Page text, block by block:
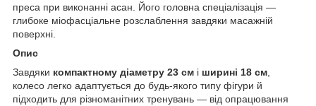
преса при виконанні асан. Його головна спеціалізація —
глибоке міофасціальне розслаблення завдяки масажній
поверхні.
Опис
Завдяки компактному діаметру 23 см і ширині 18 см
колесо легко адаптується до будь-якого типу фігури й
підходить для різноманітних тренувань — від опрацювання